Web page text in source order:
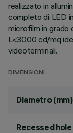
realizzato in
completo di LED
microfilm in grado
L<3000 cd/mq
videoterminali.
DIMENSIONI
Diametro (mm)
Recessed hole